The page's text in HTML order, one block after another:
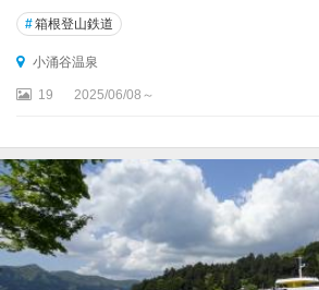
#箱根登山鉄道
小涌谷温泉
19 2025/06/08～